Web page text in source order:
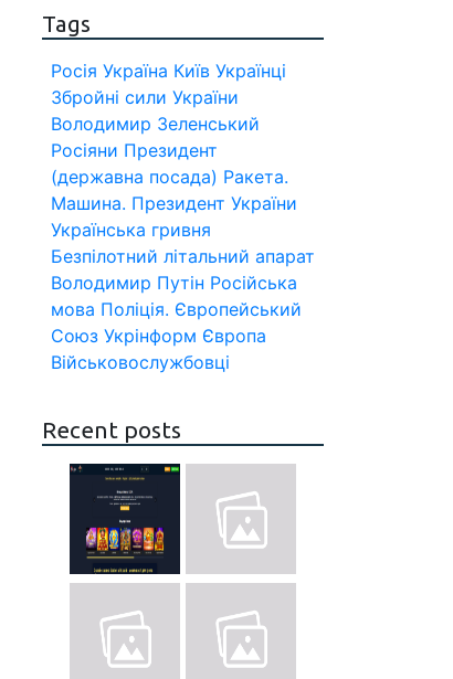
Tags
Росія Україна Київ Українці
Збройні сили України
Володимир Зеленський
Росіяни Президент
(державна посада) Ракета.
Машина. Президент України
Українська гривня
Безпілотний літальний апарат
Володимир Путін Російська
мова Поліція. Європейський
Союз Укрінформ Європа
Військовослужбовці
Recent posts